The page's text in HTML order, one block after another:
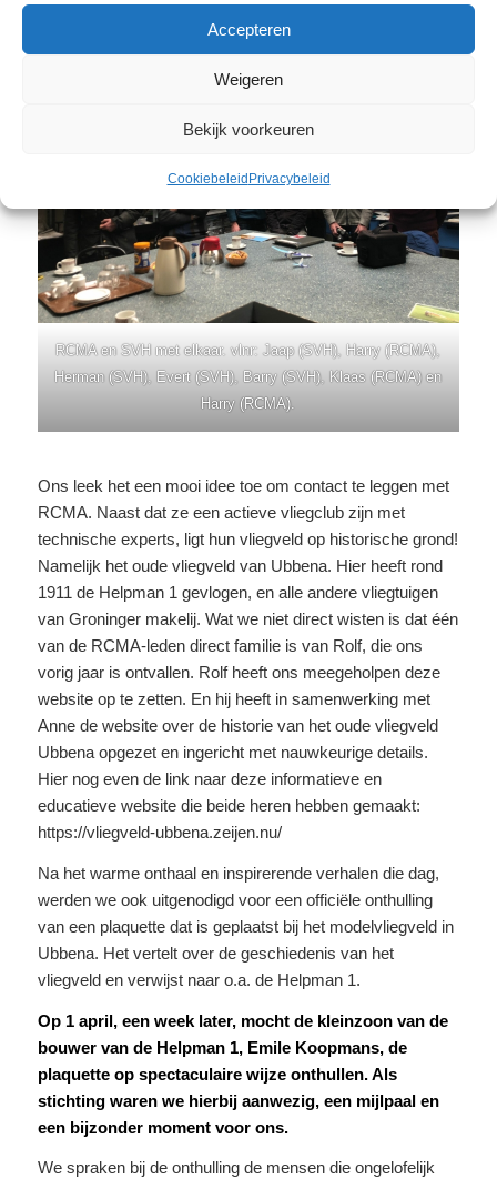
Accepteren
Weigeren
Bekijk voorkeuren
Cookiebeleid Privacybeleid
RCMA en SVH met elkaar. vlnr: Jaap (SVH), Harry (RCMA),
Herman (SVH), Evert (SVH), Barry (SVH), Klaas (RCMA) en
Harry (RCMA).
Ons leek het een mooi idee toe om contact te leggen met
RCMA. Naast dat ze een actieve vliegclub zijn met
technische experts, ligt hun vliegveld op historische grond!
Namelijk het oude vliegveld van Ubbena. Hier heeft rond
1911 de Helpman 1 gevlogen, en alle andere vliegtuigen
van Groninger makelij. Wat we niet direct wisten is dat één
van de RCMA-leden direct familie is van Rolf, die ons
vorig jaar is ontvallen. Rolf heeft ons meegeholpen deze
website op te zetten. En hij heeft in samenwerking met
Anne de website over de historie van het oude vliegveld
Ubbena opgezet en ingericht met nauwkeurige details.
Hier nog even de link naar deze informatieve en
educatieve website die beide heren hebben gemaakt:
https://vliegveld-ubbena.zeijen.nu/
Na het warme onthaal en inspirerende verhalen die dag,
werden we ook uitgenodigd voor een officiële onthulling
van een plaquette dat is geplaatst bij het modelvliegveld in
Ubbena. Het vertelt over de geschiedenis van het
vliegveld en verwijst naar o.a. de Helpman 1.
Op 1 april, een week later, mocht de kleinzoon van de
bouwer van de Helpman 1, Emile Koopmans, de
plaquette op spectaculaire wijze onthullen. Als
stichting waren we hierbij aanwezig, een mijlpaal en
een bijzonder moment voor ons.
We spraken bij de onthulling de mensen die ongelofelijk